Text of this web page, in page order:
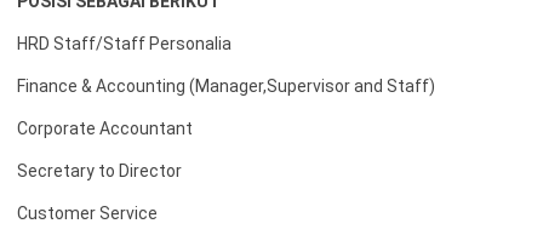
HRD Staff/Staff Personalia
Finance & Accounting (Manager,Supervisor and Staff)
Corporate Accountant
Secretary to Director
Customer Service